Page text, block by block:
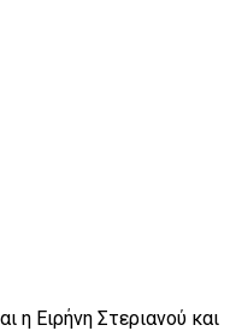
η Ειρήνη Στεριανού και